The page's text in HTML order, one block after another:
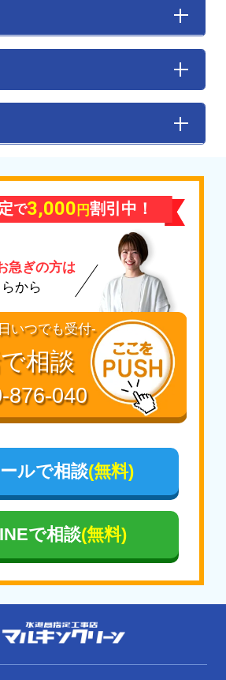
加
美郡色麻町/栗原市/黒川郡
大河原町/柴田郡川崎町
/仙台市/
仙台市若林区
/仙台市青葉区
郡美里町/遠田郡涌谷町/富
/宮城郡松島町/宮城郡利府
亘理郡亘理町
町 / 会津美里町 / 会津若松
村 / 石川町 / 泉崎村 / 猪苗
/ 金山町 / 川内村 / 川俣町 /
桑折町/
/ 昭和村 / 白河市 / 新地町 /
/ 棚倉町 / 玉川村 / 田村市 /
梯町 / 檜枝岐村 / 平田村 /
/ 古殿町
/ 矢祭町 / 湯川村
で3,000円割引中！
急ぎの方は
から
いつでも受付-
相談
876-040
ルで相談(無料)
で相談(無料)